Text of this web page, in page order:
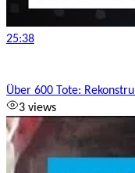
25:38
Über 600 Tote:
3 views